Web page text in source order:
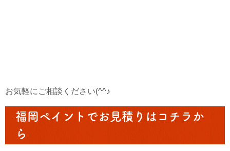
お気軽にご相談ください(^^♪
福岡ペイントでお見積りはコチラか
ら